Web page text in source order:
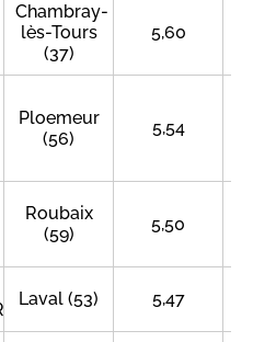
Chambray-
lès-Tours
(37)
5,60
Ploemeur
(56)
5,54
Roubaix
(59)
5,50
Laval (53) 5,47